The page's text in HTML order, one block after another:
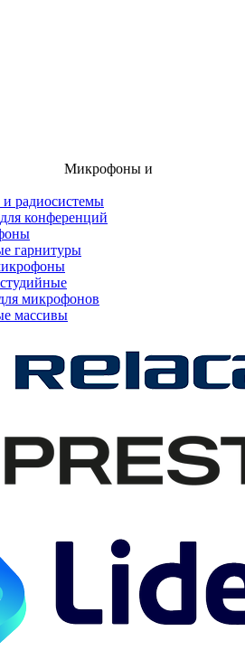
Микрофоны и
радиосистемы
конференций
гарнитуры
микрофонов
массивы